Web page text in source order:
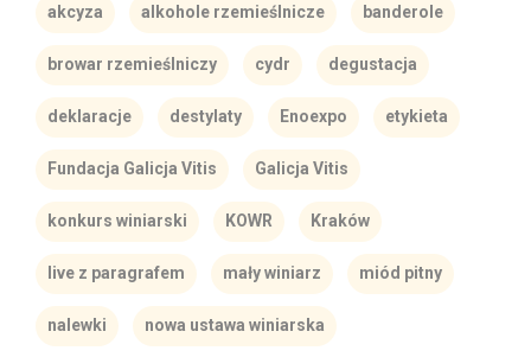
akcyza alkohole rzemieślnicze banderole
browar rzemieślniczy cydr degustacja
deklaracje destylaty Enoexpo etykieta
Fundacja Galicja Vitis Galicja Vitis
konkurs winiarski KOWR Kraków
live z paragrafem mały winiarz miód pitny
nalewki nowa ustawa winiarska